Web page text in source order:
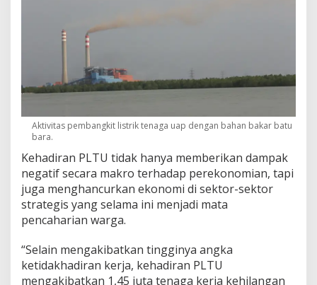
Aktivitas pembangkit listrik tenaga uap dengan bahan bakar batu
bara.
Kehadiran PLTU tidak hanya memberikan dampak
negatif secara makro terhadap perekonomian, tapi
juga menghancurkan ekonomi di sektor-sektor
strategis yang selama ini menjadi mata
pencaharian warga.
“Selain mengakibatkan tingginya angka
ketidakhadiran kerja, kehadiran PLTU
mengakibatkan 1,45 juta tenaga kerja kehilangan